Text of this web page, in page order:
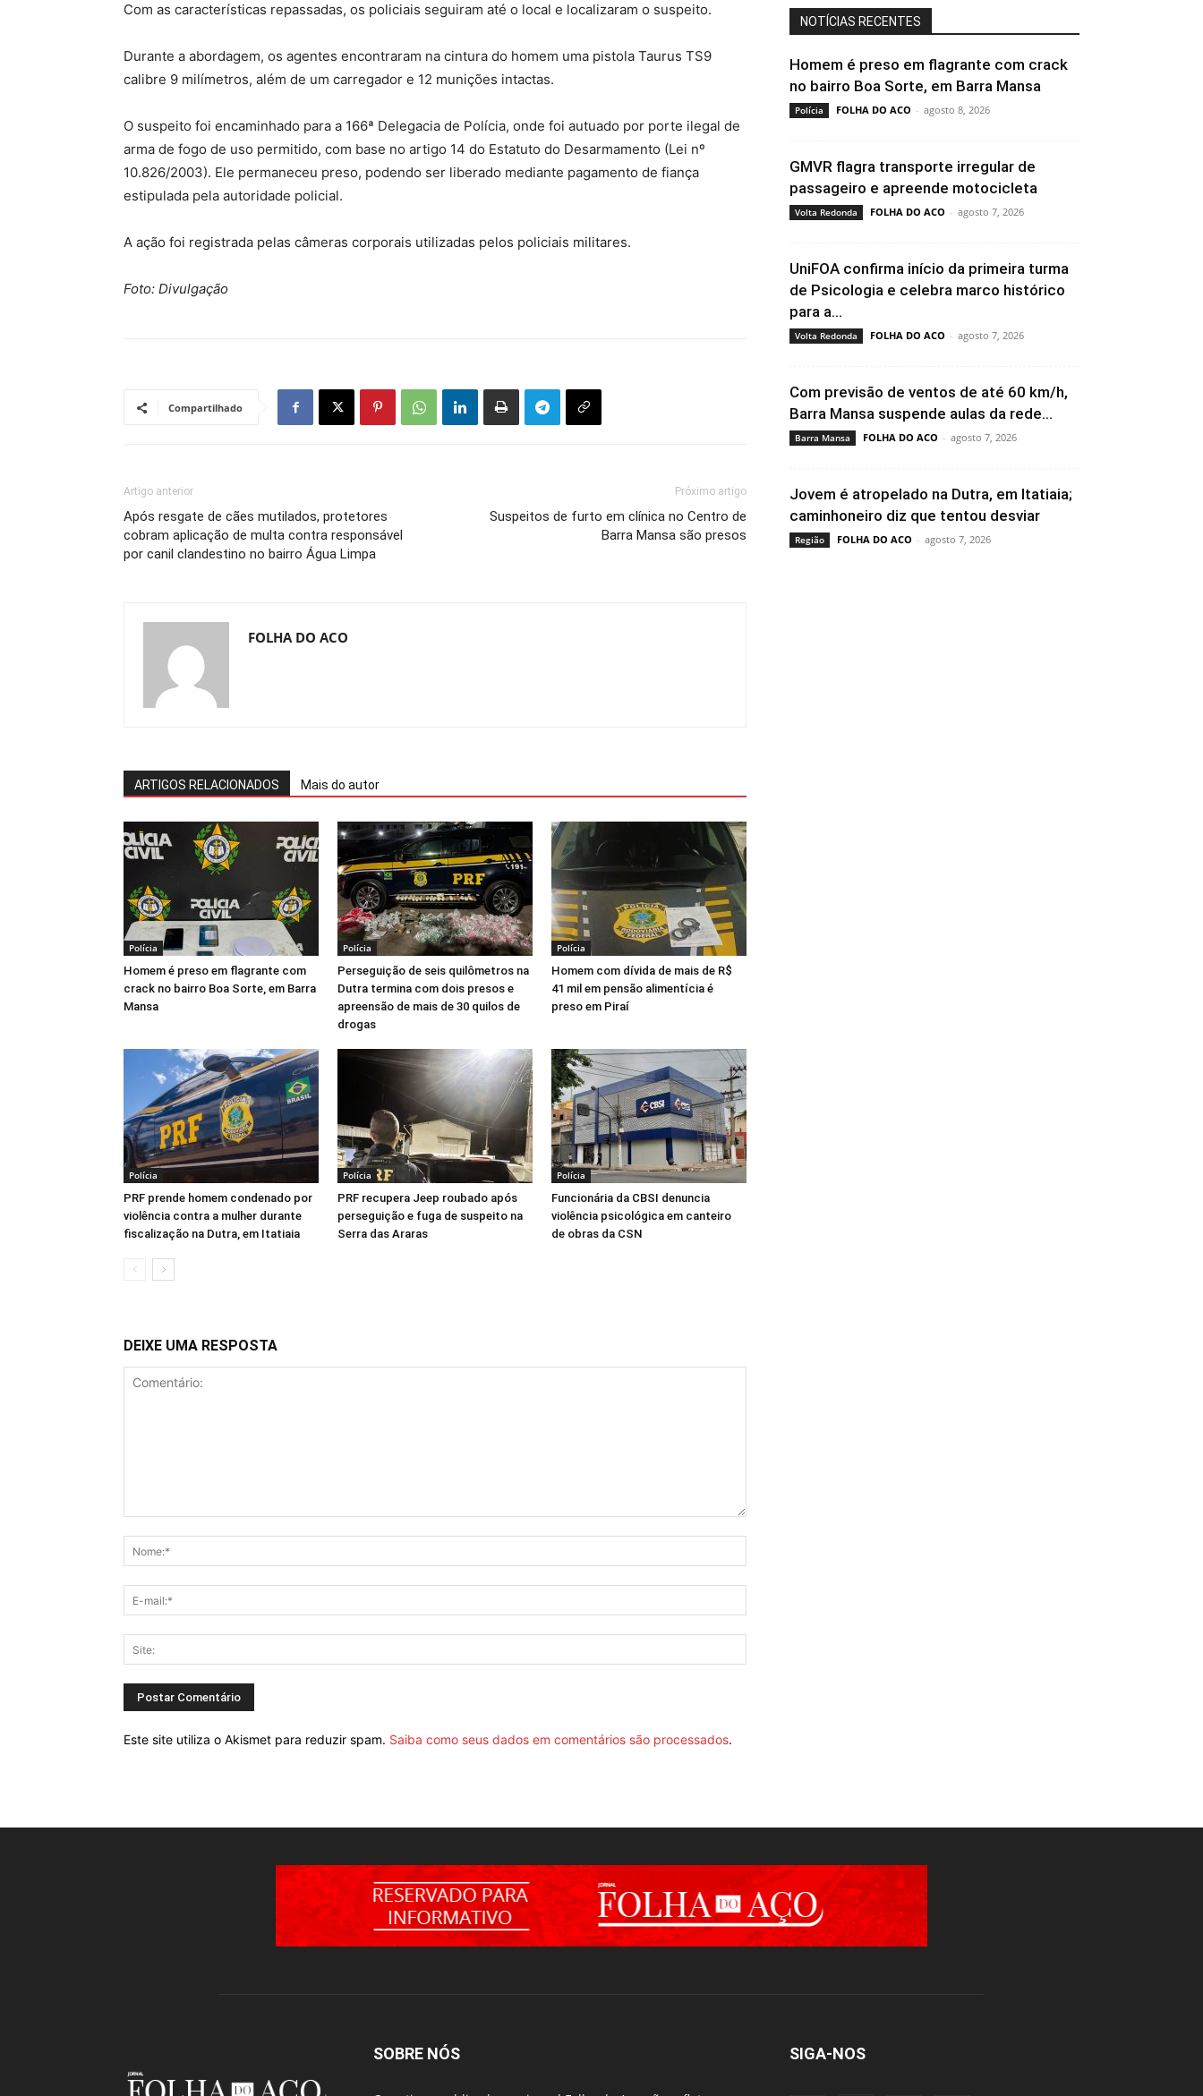
Com as características repassadas, os policiais seguiram até o local e localizaram o suspeito.
Durante a abordagem, os agentes encontraram na cintura do homem uma pistola Taurus TS9
calibre 9 milímetros, além de um carregador e 12 munições intactas.
O suspeito foi encaminhado para a 166ª Delegacia de Polícia, onde foi autuado por porte ilegal de
arma de fogo de uso permitido, com base no artigo 14 do Estatuto do Desarmamento (Lei nº
10.826/2003). Ele permaneceu preso, podendo ser liberado mediante pagamento de fiança
estipulada pela autoridade policial.
A ação foi registrada pelas câmeras corporais utilizadas pelos policiais militares.
Foto: Divulgação
Compartilhado
Artigo anterior
Após resgate de cães mutilados, protetores
cobram aplicação de multa contra responsável
por canil clandestino no bairro Água Limpa
Próximo artigo
Suspeitos de furto em clínica no Centro de
Barra Mansa são presos
FOLHA DO ACO
ARTIGOS RELACIONADOS Mais do autor
Polícia
Homem é preso em flagrante com
crack no bairro Boa Sorte, em Barra
Mansa
Polícia
Perseguição de seis quilômetros na
Dutra termina com dois presos e
apreensão de mais de 30 quilos de
drogas
Polícia
Homem com dívida de mais de R$
41 mil em pensão alimentícia é
preso em Piraí
Polícia
PRF prende homem condenado por
violência contra a mulher durante
fiscalização na Dutra, em Itatiaia
Polícia
PRF recupera Jeep roubado após
perseguição e fuga de suspeito na
Serra das Araras
Polícia
Funcionária da CBSI denuncia
violência psicológica em canteiro
de obras da CSN
DEIXE UMA RESPOSTA
Este site utiliza o Akismet para reduzir spam. Saiba como seus dados em comentários são processados.
NOTÍCIAS RECENTES
Homem é preso em flagrante com crack
no bairro Boa Sorte, em Barra Mansa
Polícia FOLHA DO ACO - agosto 8, 2026
GMVR flagra transporte irregular de
passageiro e apreende motocicleta
Volta Redonda FOLHA DO ACO - agosto 7, 2026
UniFOA confirma início da primeira turma
de Psicologia e celebra marco histórico
para a...
Volta Redonda FOLHA DO ACO - agosto 7, 2026
Com previsão de ventos de até 60 km/h,
Barra Mansa suspende aulas da rede...
Barra Mansa FOLHA DO ACO - agosto 7, 2026
Jovem é atropelado na Dutra, em Itatiaia;
caminhoneiro diz que tentou desviar
Região FOLHA DO ACO - agosto 7, 2026
SOBRE NÓS SIGA-NOS